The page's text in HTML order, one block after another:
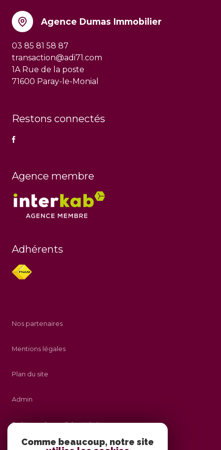
Agence Dumas Immobilier
03 85 81 58 87
transaction@adi71.com
1A Rue de la poste
71600 Paray-le-Monial
Restons connectés
Agence membre
Adhérents
Nos partenaires
Mentions légales
Plan du site
Admin
Politique de confidentialité
Comme beaucoup, notre site